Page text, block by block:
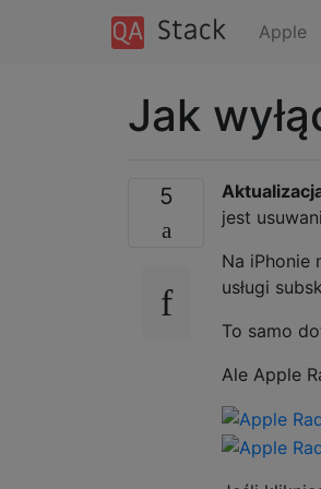
Apple
Jak
5
jest
Na iPhonie
usługi
To samo
Ale Apple